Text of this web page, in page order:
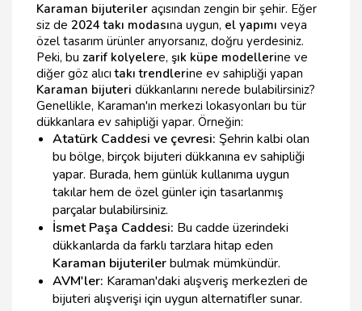
Karaman bijuteriler açısından zengin bir şehir. Eğer
siz de 2024 takı modasına uygun, el yapımı veya
özel tasarım ürünler arıyorsanız, doğru yerdesiniz.
Peki, bu zarif kolyelere, şık küpe modellerine ve
diğer göz alıcıtakı trendlerine ev sahipliği yapan
Karaman bijuteri dükkanlarını nerede bulabilirsiniz?
Genellikle, Karaman'ın merkezi lokasyonları bu tür
dükkanlara ev sahipliği yapar. Örneğin:
Atatürk Caddesi ve çevresi: Şehrin kalbi olan
bu bölge, birçok bijuteri dükkanına ev sahipliği
yapar. Burada, hem günlük kullanıma uygun
takılar hem de özel günler için tasarlanmış
parçalar bulabilirsiniz.
İsmet Paşa Caddesi: Bu cadde üzerindeki
dükkanlarda da farklı tarzlara hitap eden
Karaman bijuterilerbulmak mümkündür.
AVM'ler: Karaman'daki alışveriş merkezleri de
bijuteri alışverişi için uygun alternatifler sunar.